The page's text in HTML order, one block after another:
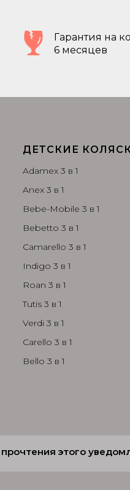
Гарантия на
6 месяцев
этого
ДЕТСКИЕ
Adamex 3 в 1
Anex 3 в 1
Bebe-Mobile 3 в 1
Bebetto 3 в 1
Camarello 3 в 1
Indigo 3 в 1
Roan 3 в 1
Tutis 3 в 1
Verdi 3 в 1
Carello 3 в 1
Bello 3 в 1